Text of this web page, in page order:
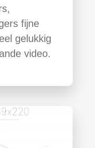
fijne
gelukkig
video.